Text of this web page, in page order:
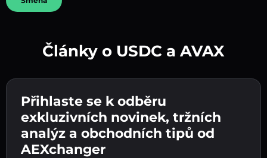
Zadejte adresu své kryptopeněženky 👉
pokračujte k dalšímu kroku.
Potvrďte svou totožnost 👉 pokračujte k
poslednímu kroku.
Odešlete vklad 👉 obdržíte kryptoměnu nebo
fiat měnu ve své peněžence.
Články o USDC a AVAX
Přihlaste se k odběru
exkluzivních novinek, tržních
analýz a obchodních tipů od
AEXchanger